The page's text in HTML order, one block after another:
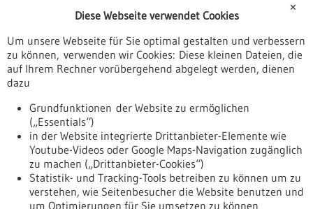
73262 Reichenbach an der Fils
info(at)sinoplasan.com
www.sinoplasan.de
Zurück zur Ergebnisliste
Nach oben
✕
Diese Webseite verwendet Cookies
Um unsere Webseite für Sie optimal gestalten und verbessern
zu können, verwenden wir Cookies: Diese kleinen Dateien, die
auf Ihrem Rechner vorübergehend abgelegt werden, dienen
dazu
Grundfunktionen der Website zu ermöglichen
(„Essentials“)
in der Website integrierte Drittanbieter-Elemente wie
Youtube-Videos oder Google Maps-Navigation zugänglich
zu machen („Drittanbieter-Cookies“)
Statistik- und Tracking-Tools betreiben zu können um zu
verstehen, wie Seitenbesucher die Website benutzen und
um Optimierungen für Sie umsetzen zu können